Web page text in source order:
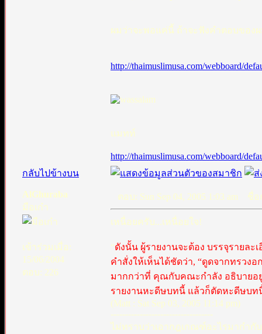
ผมว่าจะพอแค่นี้ ถ้าจะฟังคำตอบของ
http://thaimuslimusa.com/webboard/
แมทท์
http://thaimuslimusa.com/webboard/
กลับไปข้างบน
AlGhuraba
มือเก๋า
เข้าร่วมเมื่อ:
15/06/2004
ตอบ: 226
ตอบ: Sun Sep 04, 2005 1:03 am ชื่อ
เหนื่อยครับ...เหนื่อยใจ!
“ดังนั้น ผู้รายงานจะต้อง บรรจุรายล
คำสั่งให้เห็นได้ชัดว่า, “ดูดจากทรวง
มากกว่าที่ คุณกับคณะกำลัง อธิบายอ
รายงานหะดีษบทนี้ แล้วก็ตัดหะดีษบท
(Matt : Sat Sep 03, 2005 11:14 pm)
-----------------------------------
ไม่ทราบว่าเอากฎเกณฑ์อะไรมากำกั